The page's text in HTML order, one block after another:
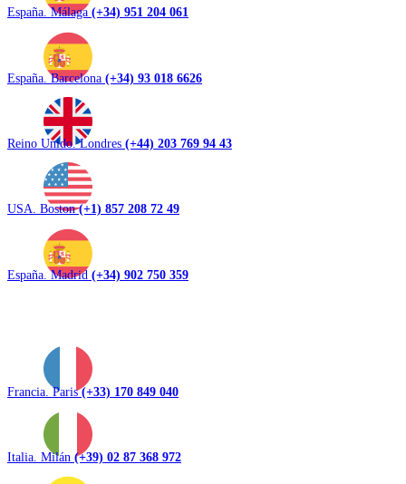
España. Málaga (+34) 951 204 061
España. Barcelona (+34) 93 018 6626
Reino Unido. Londres (+44) 203 769 94 43
USA. Boston(+1) 857 208 72 49
España. Madrid (+34) 902 750 359
Francia. Paris(+33) 170 849 040
Italia. Milán (+39) 02 87 368 972